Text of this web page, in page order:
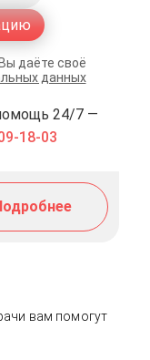
даёте своё
данных
24/7 —
18-03
вам помогут